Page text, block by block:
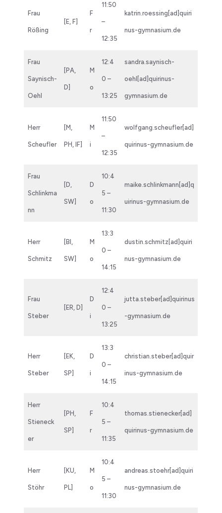
Frau
Rößing
[E, F]
F
r
11:50
–
12:35
katrin.roessing[ad]quiri
nus-gymnasium.de
Frau
Saynisch-
Oehl
[PA,
D]
M
o
12:4
0 –
13:25
sandra.saynisch-
oehl[ad]quirinus-
gymnasium.de
Herr
Scheufler
[M,
PH, IF]
M
i
11:50
–
12:35
wolfgang.scheufler[ad]
quirinus-gymnasium.de
Frau
Schlinkma
nn
[D,
SW]
D
o
10:4
5 –
11:30
maike.schlinkmann[ad]q
uirinus-gymnasium.de
Herr
Schmitz
[BI,
SW]
M
o
13:3
0 –
14:15
dustin.schmitz[ad]quiri
nus-gymnasium.de
Frau
Steber
[ER, D]
D
i
12:4
0 –
13:25
jutta.steber[ad]quirinus
-gymnasium.de
Herr
Steber
[EK,
SP]
D
i
13:3
0 –
14:15
christian.steber[ad]quir
inus-gymnasium.de
Herr
Stieneck
er
[PH,
SP]
F
r
10:4
5 –
11:35
thomas.stienecker[ad]
quirinus-gymnasium.de
Herr
Stöhr
[KU,
PL]
M
o
10:4
5 –
11:30
andreas.stoehr[ad]quiri
nus-gymnasium.de